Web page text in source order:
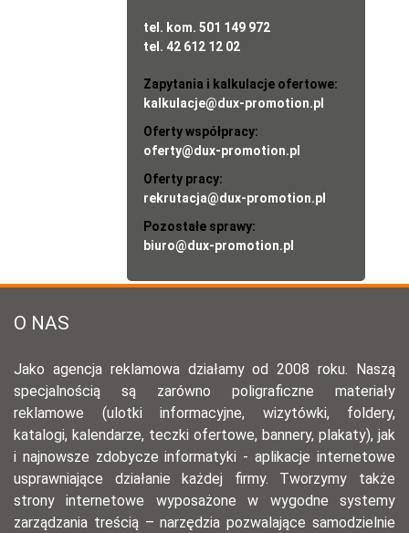
tel. kom. 501 149 972
tel. 42 612 12 02
Zapytania i kalkulacje ofertowe:
kalkulacje@dux-promotion.pl
Oferty współpracy:
oferty@dux-promotion.pl
Oferty pracy:
rekrutacja@dux-promotion.pl
Pozostałe sprawy:
biuro@dux-promotion.pl
O NAS
Jako agencja reklamowa działamy od 2008 roku. Naszą
specjalnością są zarówno poligraficzne materiały
reklamowe (ulotki informacyjne, wizytówki, foldery,
katalogi, kalendarze, teczki ofertowe, bannery, plakaty), jak
i najnowsze zdobycze informatyki - aplikacje internetowe
usprawniające działanie każdej firmy. Tworzymy także
strony internetowe wyposażone w wygodne systemy
zarządzania treścią – narzędzia pozwalające samodzielnie